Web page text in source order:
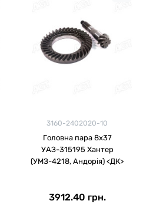
3160-2402020-10
Головна пара 8х37
УАЗ-315195 Хантер
(УМЗ-4218, Андорія) <ДК>
3912.40 грн.